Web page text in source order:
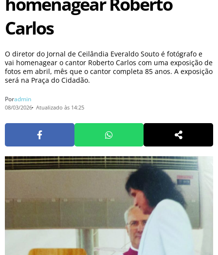
Carlos
O diretor do Jornal de Ceilândia Everaldo Souto é fotógrafo e
vai homenagear o cantor Roberto Carlos com uma exposição de
fotos em abril, mês que o cantor completa 85 anos. A exposição
será na Praça do Cidadão.
Poradmin
08/03/2026 Atualizado às 14:25